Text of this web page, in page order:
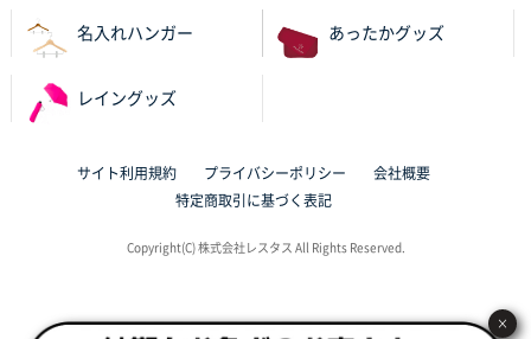
【ポリ袋】特別ご注文ページ
頂きました。 今回も無理を言っておりますが、丁寧な
和歌山県S社様
名入れハンガー あったかグッズ
レイングッズ
サイト利用規約 プライバシーポリシー
会社概要
特定商取引に基づく表記
Copyright(C) 株式会社レスタス All Rights Reserved.
×